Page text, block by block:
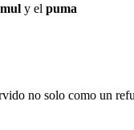
y el puma
no solo como un